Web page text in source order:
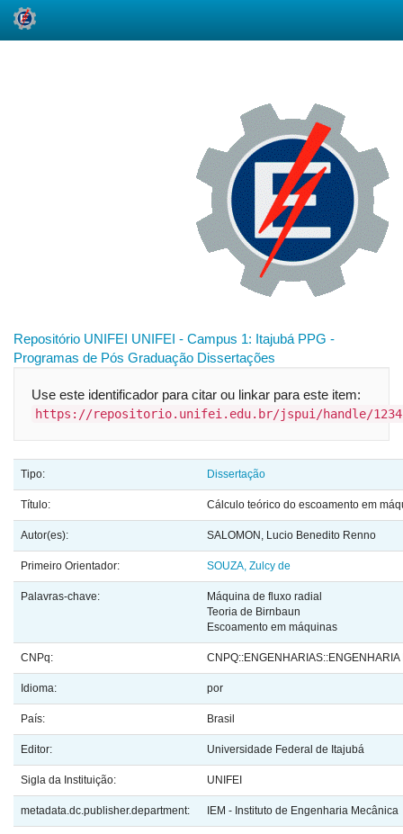
Repositório UNIFEI UNIFEI - Campus 1: Itajubá PPG -
Programas de Pós Graduação Dissertações
Use este identificador para citar ou linkar para este item:
https://repositorio.unifei.edu.br/jspui/handle/
Tipo: Dissertação
Título: Cálculo teórico do escoamento em
Autor(es): SALOMON, Lucio Benedito Renno
Primeiro Orientador: SOUZA, Zulcy de
Palavras-chave:
Máquina de fluxo radial
Teoria de Birnbaun
Escoamento em máquinas
CNPq: CNPQ::ENGENHARIAS::ENGENHARIA
Idioma: por
País: Brasil
Editor: Universidade Federal de Itajubá
Sigla da Instituição: UNIFEI
metadata.dc.publisher.department: IEM - Instituto de Engenharia Mecânica